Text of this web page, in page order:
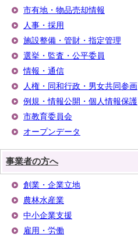
市有地・物品売却情報
人事・採用
施設整備・管財・指定管理
選挙・監査・公平委員
情報・通信
人権・同和行政・男女共同参画
例規・情報公開・個人情報保護
市教育委員会
オープンデータ
事業者の方へ
創業・企業立地
農林水産業
中小企業支援
雇用・労働